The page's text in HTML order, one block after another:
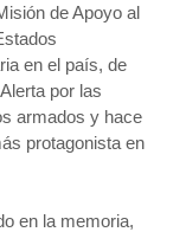
de Apoyo al
en el país, de
por las
armados y hace
protagonista en
en la memoria,